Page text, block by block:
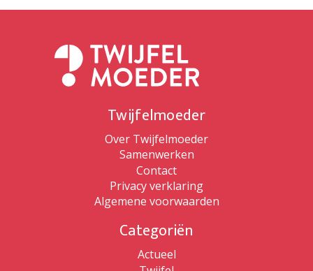
Twijfelmoeder
Over Twijfelmoeder
Samenwerken
Contact
Privacy verklaring
Algemene voorwaarden
Categoriën
Actueel